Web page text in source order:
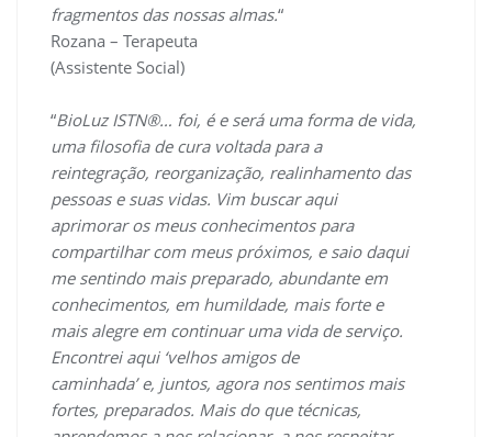
fragmentos das nossas almas.“
Rozana – Terapeuta
(Assistente Social)
“BioLuz ISTN®… foi, é e será uma forma de vida,
uma filosofia de cura voltada para a
reintegração, reorganização, realinhamento das
pessoas e suas vidas. Vim buscar aqui
aprimorar os meus conhecimentos para
compartilhar com meus próximos, e saio daqui
me sentindo mais preparado, abundante em
conhecimentos, em humildade, mais forte e
mais alegre em continuar uma vida de serviço.
Encontrei aqui ‘velhos amigos de
caminhada’ e, juntos, agora nos sentimos mais
fortes, preparados. Mais do que técnicas,